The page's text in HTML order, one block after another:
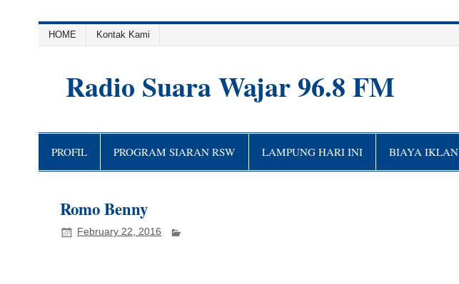
HOME Kontak Kami
Radio Suara Wajar 96.8 FM
PROFIL PROGRAM SIARAN RSW LAMPUNG HARI INI BIAYA IKLAN
Romo Benny
February 22, 2016